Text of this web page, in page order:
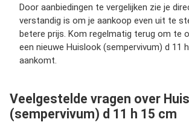
Door aanbiedingen te vergelijken zie je
verstandig is om je aankoop even uit te
betere prijs. Kom regelmatig terug om te
een nieuwe Huislook (sempervivum) d 11
aankomt.
Veelgestelde vragen over
(sempervivum) d 11 h 15 cm